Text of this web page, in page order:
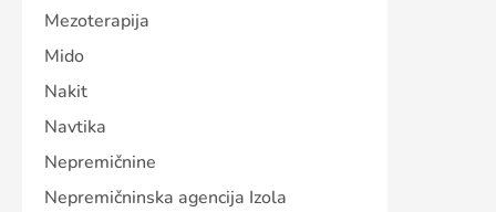
Mezoterapija
Mido
Nakit
Navtika
Nepremičnine
Nepremičninska agencija Izola